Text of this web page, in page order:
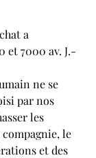
a
et 7000 av. J.-
ne se
par nos
les
le
et des